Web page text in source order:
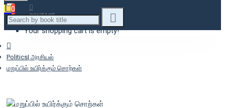
CONTACT
0
Your shopping cart is empty!
Politics| அரசியல்
மறுப்பில் உயிர்க்கும் சொற்கள்